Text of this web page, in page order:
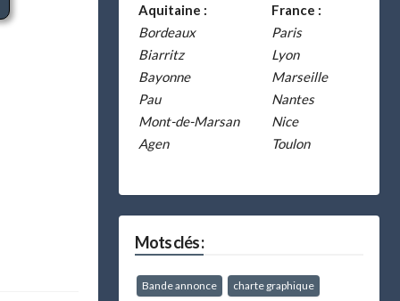
Aquitaine :
Bordeaux
Biarritz
Bayonne
Pau
Mont-de-Marsan
Agen
France :
Paris
Lyon
Marseille
Nantes
Nice
Toulon
Mots clés :
Bande annonce charte graphique